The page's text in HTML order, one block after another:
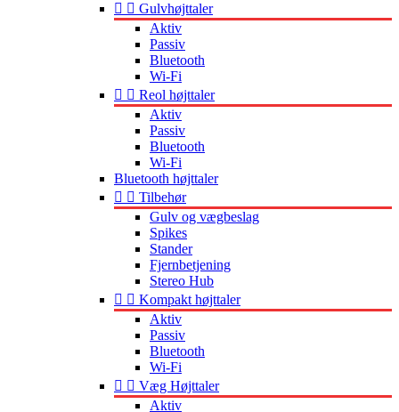
  Gulvhøjttaler
Aktiv
Passiv
Bluetooth
Wi-Fi
  Reol højttaler
Aktiv
Passiv
Bluetooth
Wi-Fi
Bluetooth højttaler
  Tilbehør
Gulv og vægbeslag
Spikes
Stander
Fjernbetjening
Stereo Hub
  Kompakt højttaler
Aktiv
Passiv
Bluetooth
Wi-Fi
  Væg Højttaler
Aktiv